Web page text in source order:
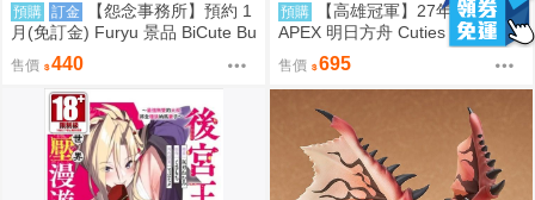
預購 訂金
【怨念事務所】預約 1
月(免訂金) Furyu 景品 BiCute Bu
nnies 物語系列 忍野忍 兔女郎 09
06
售價 440
預購
【高雄冠軍】27年4月預購
APEX 明日方舟 Cuties 系列 Q版
安潔莉娜 免訂金1002
售價 695